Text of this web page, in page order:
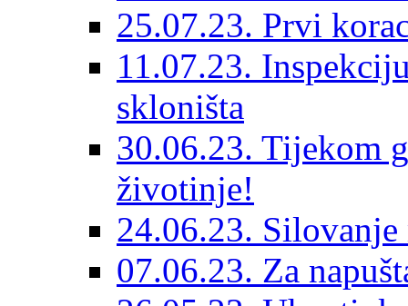
25.07.23. Prvi
11.07.23.
skloništa
30.06.23. Tijekom
životinje!
24.06.23.
07.06.23. Za